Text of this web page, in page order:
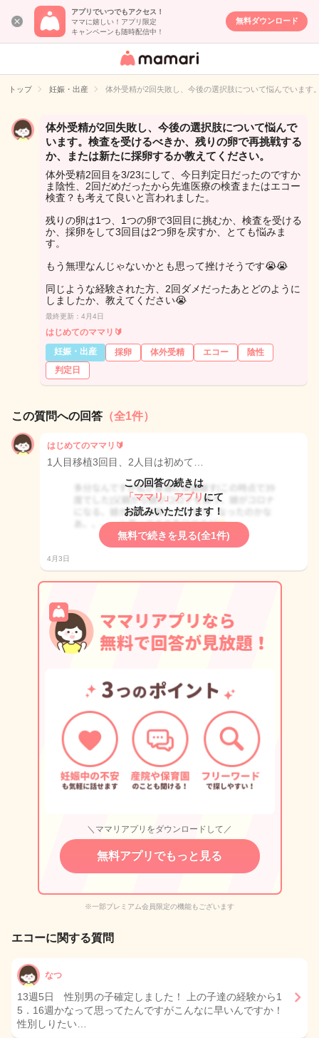
アプリでいつでもアクセス！
ママに嬉しい！アプリ限定
キャンペーンも随時配信中！
無料ダウンロード
女性専用匿名QA
イト
トップ 妊娠・出産 体外受精が2回失敗し、今後の選択肢について悩んでいま
体外受精が2回失敗し、今後の選択肢について悩んで
います。検査を受けるべきか、残りの卵で再挑戦する
か、または新たに採卵するか教えてください。
体外受精2回目を3/23にして、今日判定日だったのですか
ま陰性、2回だめだったから先進医療の検査またはエコー
検査？も考えて良いと言われました。
残りの卵は1つ、1つの卵で3回目に挑むか、検査を受ける
か、採卵をして3回目は2つ卵を戻すか、とても悩みま
す。
もう無理なんじゃないかとも思って挫けそうです😭😭
同じような経験された方、2回ダメだったあとどのように
しましたか、教えてください😭
最終更新：4月4日
はじめてのママリ🔰
妊娠・出産
採卵 体外受精 エコー
陰性
判定日
この質問への回答 （全1件）
はじめてのママリ🔰
1人目移植3回目、2人目は初めて…
この回答の続きは
「ママリ」アプリ にて
お読みいただけます！
無料で続きを見る(全1件)
4月3日
＼ママリアプリをダウンロードして／
無料アプリでもっと見る
※一部プレミアム会員限定の機能もございます
エコーに関する質問
なつ
13週5日 性別男の子確定しました！ 上の子達の経験から1
5．16週かなって思ってたんですがこんなに早いんですか！
性別しりたい…